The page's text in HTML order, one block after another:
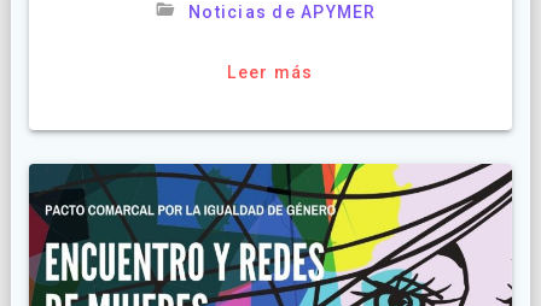
Noticias de APYMER
Leer más